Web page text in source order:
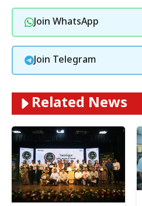
Join WhatsApp
Join Telegram
Related News